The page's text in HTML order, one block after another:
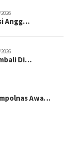
Angg…
Di…
Awa…